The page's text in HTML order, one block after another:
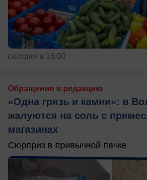
сегодня в 18:00
Обращение в редакцию
«Одна грязь и камни»: в
жалуются на соль с
магазинах
Сюрприз в привычной пачке